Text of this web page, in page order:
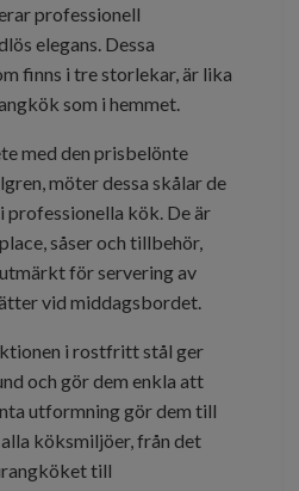
professionell
elegans. Dessa
finns i tre storlekar, är lika
som i hemmet.
med den prisbelönte
möter dessa skålar de
professionella kök. De är
såser och tillbehör,
för servering av
vid middagsbordet.
i rostfritt stål ger
och gör dem enkla att
utformning gör dem till
köksmiljöer, från det
till